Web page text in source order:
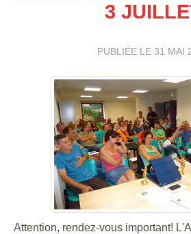
3
PUBLIÉE LE 31 MAI
Attention, rendez-vous important!